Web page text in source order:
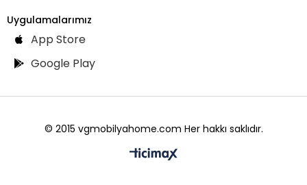
Uygulamalarımız
App Store
Google Play
© 2015 vgmobilyahome.com Her hakkı saklıdır.